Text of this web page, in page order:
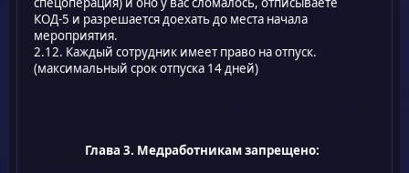
КОД-5 и разрешается доехать до места начала
мероприятия.
2.12. Каждый сотрудник имеет право на отпуск.
(максимальный срок отпуска 14 дней)
Глава 3. Медработникам запрещено: